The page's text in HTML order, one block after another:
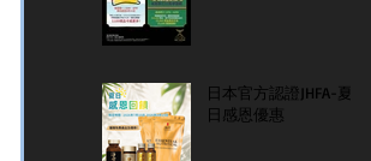
日本官方認證JHFA-夏
日感恩優惠